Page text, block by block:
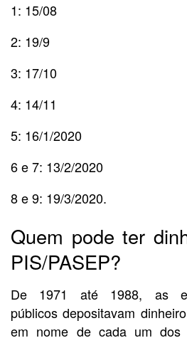
1: 15/08
2: 19/9
3: 17/10
4: 14/11
5: 16/1/2020
6 e 7: 13/2/2020
8 e 9: 19/3/2020.
Quem pode ter
PIS/PASEP?
De 1971 até 1988, as
públicos depositavam
em nome de cada um dos